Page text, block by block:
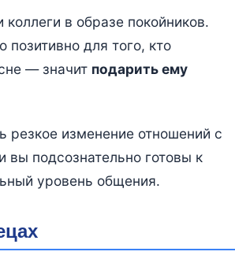
в образе покойников.
для того, кто
— значит подарить ему
резкое изменение отношений с
подсознательно готовы к
уровень общения.